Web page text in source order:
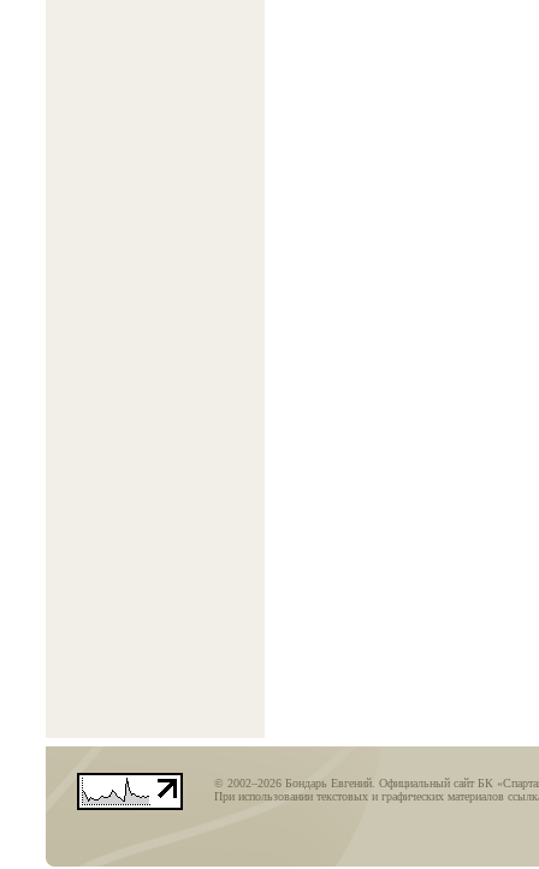
© 2002–2026 Бондарь Евгений. Официальный сайт БК
При использовании текстовых и графических материалов